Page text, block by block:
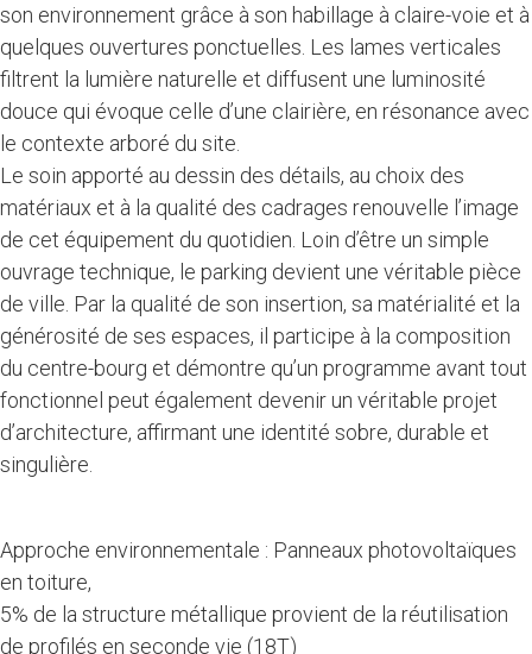
son environnement grâce à son habillage à claire-voie et à
quelques ouvertures ponctuelles. Les lames verticales
filtrent la lumière naturelle et diffusent une luminosité
douce qui évoque celle d’une clairière, en résonance avec
le contexte arboré du site.
Le soin apporté au dessin des détails, au choix des
matériaux et à la qualité des cadrages renouvelle l’image
de cet équipement du quotidien. Loin d’être un simple
ouvrage technique, le parking devient une véritable pièce
de ville. Par la qualité de son insertion, sa matérialité et la
générosité de ses espaces, il participe à la composition
du centre-bourg et démontre qu’un programme avant tout
fonctionnel peut également devenir un véritable projet
d’architecture, affirmant une identité sobre, durable et
singulière.
Approche environnementale : Panneaux photovoltaïques
en toiture,
5% de la structure métallique provient de la réutilisation
de profilés en seconde vie (18T)